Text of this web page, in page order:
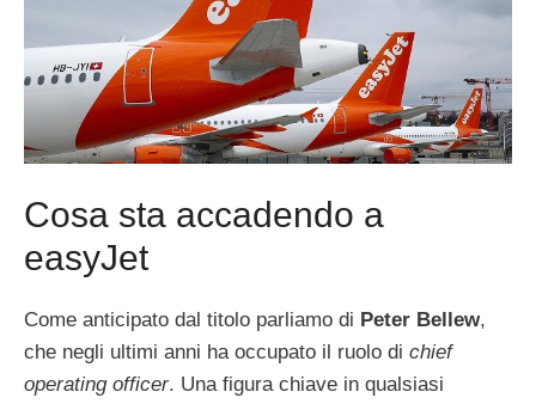
Cosa sta accadendo a
easyJet
Come anticipato dal titolo parliamo di Peter Bellew,
che negli ultimi anni ha occupato il ruolo di chief
operating officer. Una figura chiave in qualsiasi